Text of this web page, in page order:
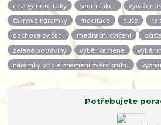
energetické toky
sedm čaker
čakrové náramky
meditace duše
dechová cvičení
meditační cvičení očista
zelené potraviny
výběr kamene výběr
náramky podle znamení zvěrokruhu
Potřebujete